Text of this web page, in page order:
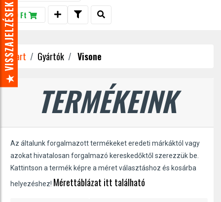
0 Ft
Start Gyártók Visone
TERMÉKEINK
Az általunk forgalmazott termékeket eredeti márkáktól vagy
azokat hivatalosan forgalmazó kereskedőktől szerezzük be.
Kattintson a termék képre a méret választáshoz és kosárba
helyezéshez! Mérettáblázat itt található
★ VISSZAJELZÉSEK